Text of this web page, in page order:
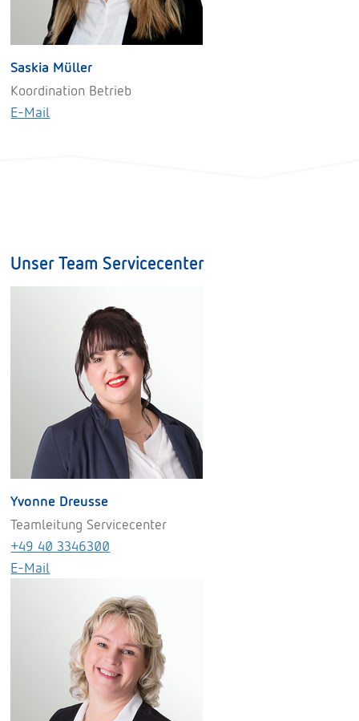
Saskia Müller
Koordination Betrieb
E-Mail
Unser Team Servicecenter
Yvonne Dreusse
Teamleitung Servicecenter
+49 40 3346300
E-Mail